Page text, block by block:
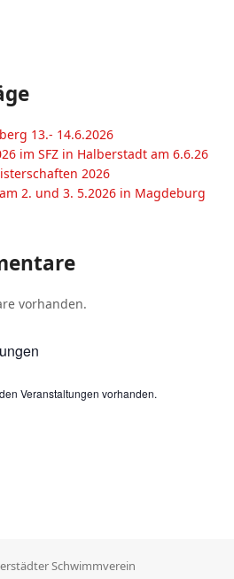
13.- 14.6.2026
im SFZ in Halberstadt am 6.6.26
2026
2. und 3. 5.2026 in Magdeburg
vorhanden.
Veranstaltungen vorhanden.
Schwimmverein